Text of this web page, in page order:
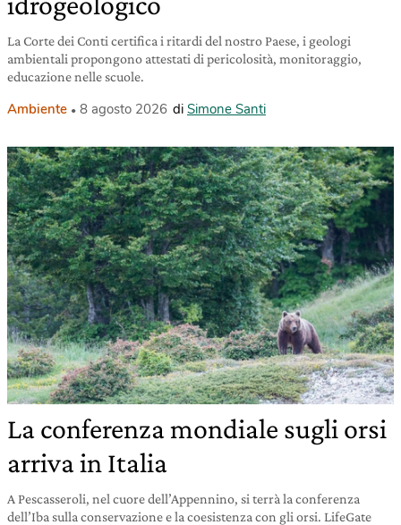
La Corte dei Conti certifica i ritardi del nostro Paese, i geologi
ambientali propongono attestati di pericolosità, monitoraggio,
educazione nelle scuole.
Ambiente 8 agosto 2026 di Simone Santi
La conferenza mondiale sugli orsi
arriva in Italia
A Pescasseroli, nel cuore dell’Appennino, si terrà la conferenza
dell’Iba sulla conservazione e la coesistenza con gli orsi. LifeGate